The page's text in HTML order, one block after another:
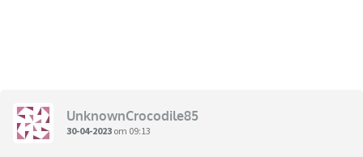
UnknownCrocodile85
30-04-2023 om 09:13